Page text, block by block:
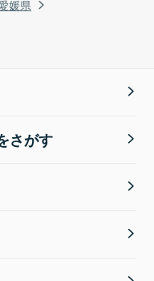
媛県
さがす